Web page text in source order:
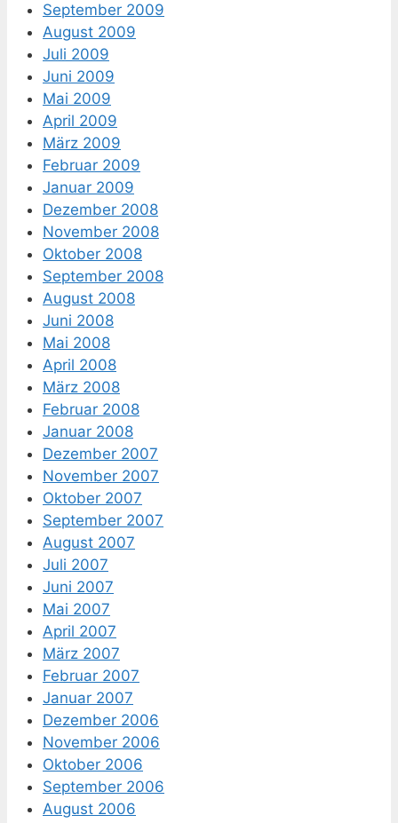
September 2009
August 2009
Juli 2009
Juni 2009
Mai 2009
April 2009
März 2009
Februar 2009
Januar 2009
Dezember 2008
November 2008
Oktober 2008
September 2008
August 2008
Juni 2008
Mai 2008
April 2008
März 2008
Februar 2008
Januar 2008
Dezember 2007
November 2007
Oktober 2007
September 2007
August 2007
Juli 2007
Juni 2007
Mai 2007
April 2007
März 2007
Februar 2007
Januar 2007
Dezember 2006
November 2006
Oktober 2006
September 2006
August 2006